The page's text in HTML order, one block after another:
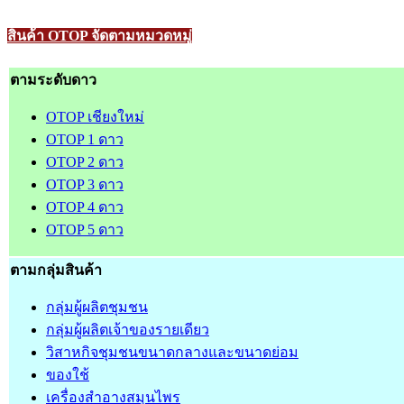
สินค้า OTOP จัดตามหมวดหมู่
ตามระดับดาว
OTOP เชียงใหม่
OTOP 1 ดาว
OTOP 2 ดาว
OTOP 3 ดาว
OTOP 4 ดาว
OTOP 5 ดาว
ตามกลุ่มสินค้า
กลุ่มผู้ผลิตชุมชน
กลุ่มผู้ผลิตเจ้าของรายเดียว
วิสาหกิจชุมชนขนาดกลางและขนาดย่อม
ของใช้
เครื่องสำอางสมุนไพร